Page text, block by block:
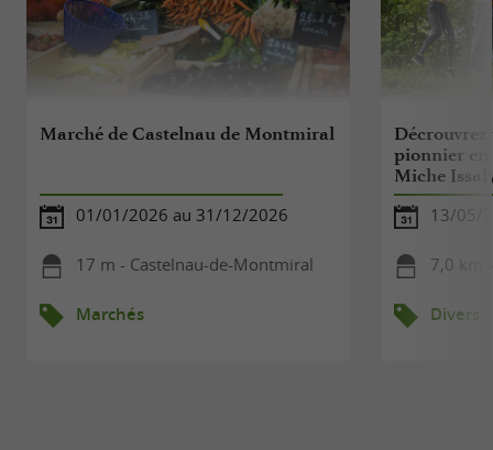
Marché de Castelnau de Montmiral
01/01/2026 au 31/12/2026
17 m - Castelnau-de-Montmiral
Marchés
pionnier en
Miche
13/05/
7,0 km
Divers